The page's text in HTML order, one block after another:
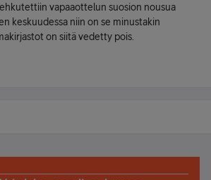
vapaaottelun suosion nousua
keskuudessa niin on se minustakin
on siitä vedetty pois.